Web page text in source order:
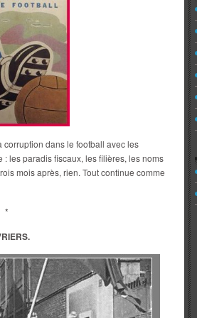
corruption dans le football avec les
: les paradis fiscaux, les filières, les noms
mois après, rien. Tout continue comme
*